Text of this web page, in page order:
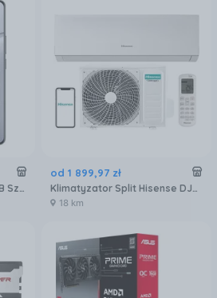
realme 16 Pro+ 5G 12/512GB Szary
od 1 899,97 zł
Klimatyzator Split Hisense DJ25LE0EG DJ25LE0EW
18 km